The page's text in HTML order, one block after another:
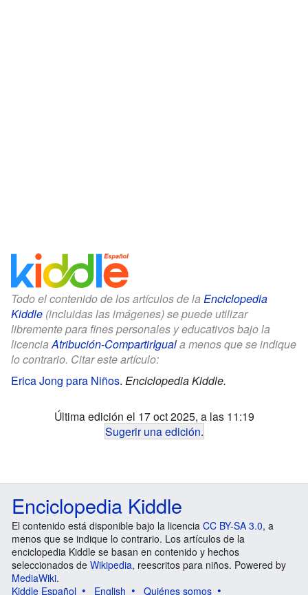
Todo el contenido de los artículos de la Enciclopedia
Kiddle (incluidas las imágenes) se puede utilizar
libremente para fines personales y educativos bajo la
licenciaAtribución-CompartirIguala menos que se indique
lo contrario. Citar este artículo:
Erica Jong para Niños. Enciclopedia Kiddle.
Última edición el 17 oct 2025, a las 11:19
Sugerir una edición.
Enciclopedia Kiddle
El contenido está disponible bajo la licencia CC BY-SA 3.0, a
menos que se indique lo contrario. Los artículos de la
enciclopedia Kiddle se basan en contenido y hechos
seleccionados de Wikipedia, reescritos para niños. Powered by
MediaWiki.
Kiddle Español
English Quiénes somos